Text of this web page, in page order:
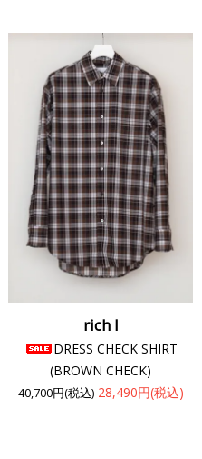
rich I
DRESS CHECK SHIRT
(BROWN CHECK)
40,700円(税込) 28,490円(税込)